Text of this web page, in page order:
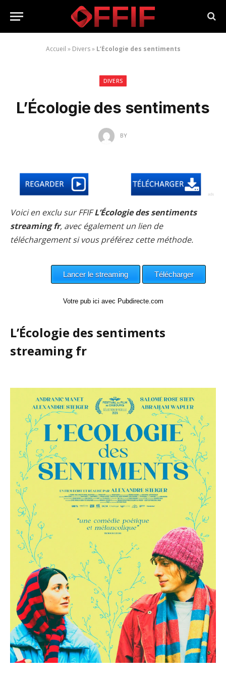
Accueil » Divers» L’Écologie des sentiments
DIVERS
L’Écologie des sentiments
BY
Voici en exclu sur FFIFL’Écologie des sentiments
streaming fr, avec également un lien de
téléchargement si vous préférez cette méthode.
Votre pub ici avec Pubdirecte.com
L’Écologie des sentiments
streaming fr